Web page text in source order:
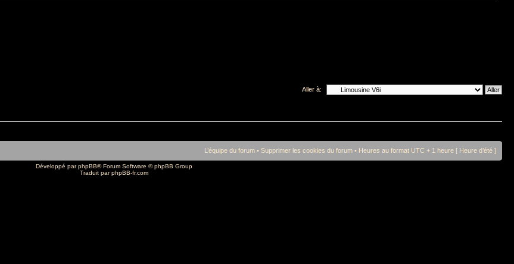
Aller à:
L’équipe du forum • Supprimer les cookies du forum • Heures au format UTC + 1 heure [ Heure d’été ]
Développé parphpBB® Forum Software © phpBB Group
Traduit parphpBB-fr.com